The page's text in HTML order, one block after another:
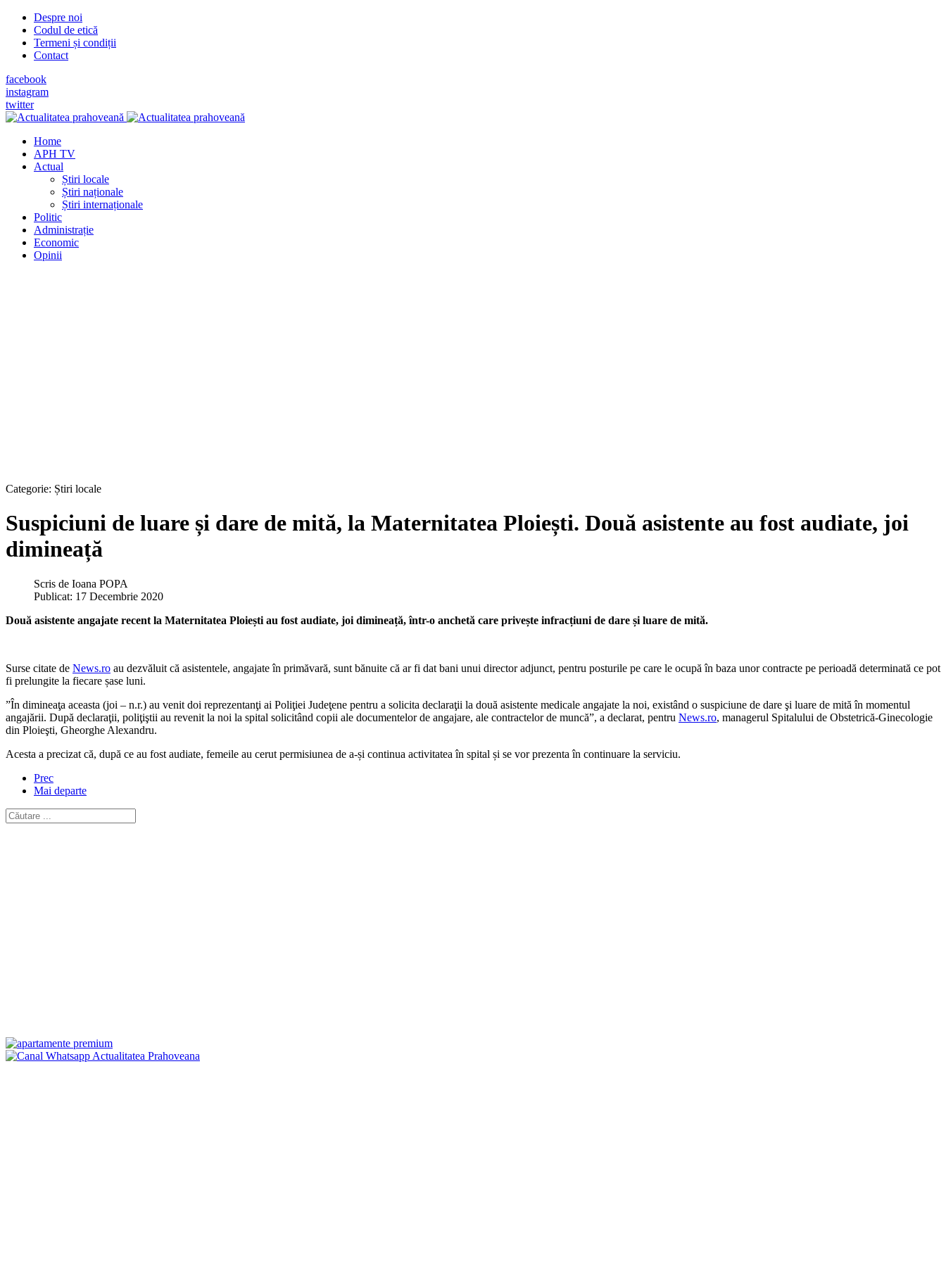
Despre noi
Codul de etică
Termeni și condiții
Contact
facebook
instagram
twitter
Home
APH TV
Actual
Știri locale
Știri naționale
Știri internaționale
Politic
Administrație
Economic
Opinii
Categorie: Știri locale
Suspiciuni de luare și dare de mită, la Maternitatea Ploiești. Două asistente au fost audiate, joi
dimineață
Scris de Ioana POPA
Publicat: 17 Decembrie 2020
Două asistente angajate recent la Maternitatea Ploiești au fost audiate, joi dimineață, într-o anchetă care privește infracțiuni de dare și luare de mită.
Surse citate de News.ro au dezvăluit că asistentele, angajate în primăvară, sunt bănuite că ar fi dat bani unui director adjunct, pentru posturile pe care le ocupă în baza unor contracte pe perioadă determinată ce pot
fi prelungite la fiecare șase luni.
”În dimineaţa aceasta (joi – n.r.) au venit doi reprezentanţi ai Poliţiei Judeţene pentru a solicita declaraţii la două asistente medicale angajate la noi, existând o suspiciune de dare şi luare de mită în momentul
angajării. După declaraţii, poliţiştii au revenit la noi la spital solicitând copii ale documentelor de angajare, ale contractelor de muncă”, a declarat, pentru News.ro, managerul Spitalului de Obstetrică-Ginecologie
din Ploieşti, Gheorghe Alexandru.
Acesta a precizat că, după ce au fost audiate, femeile au cerut permisiunea de a-și continua activitatea în spital și se vor prezenta în continuare la serviciu.
Prec
Mai departe